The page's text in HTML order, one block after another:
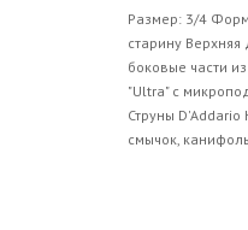
Размер: 3/4
старину
боковые части
"Ultra" с
Струны D'Addario
смычок,